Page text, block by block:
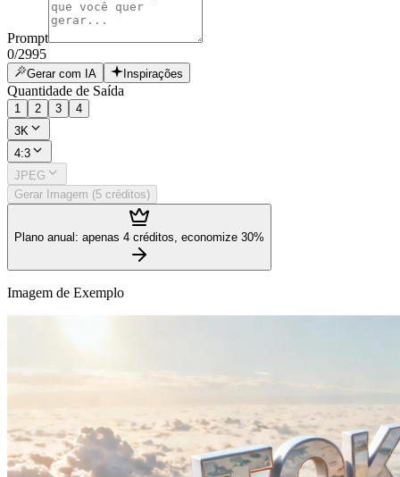
Prompt
0/2995
Gerar com IA Inspirações
Quantidade de Saída
1 2 3
4
3K
4:3
JPEG
Gerar Imagem (5 créditos)
Plano anual: apenas 4 créditos, economize 30%
Imagem de Exemplo